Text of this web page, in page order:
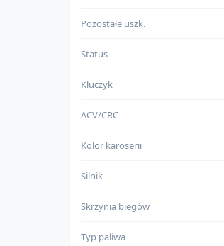
Pozostałe uszk.
Status
Kluczyk
ACV/CRC
Kolor karoserii
Silnik
Skrzynia biegów
Typ paliwa